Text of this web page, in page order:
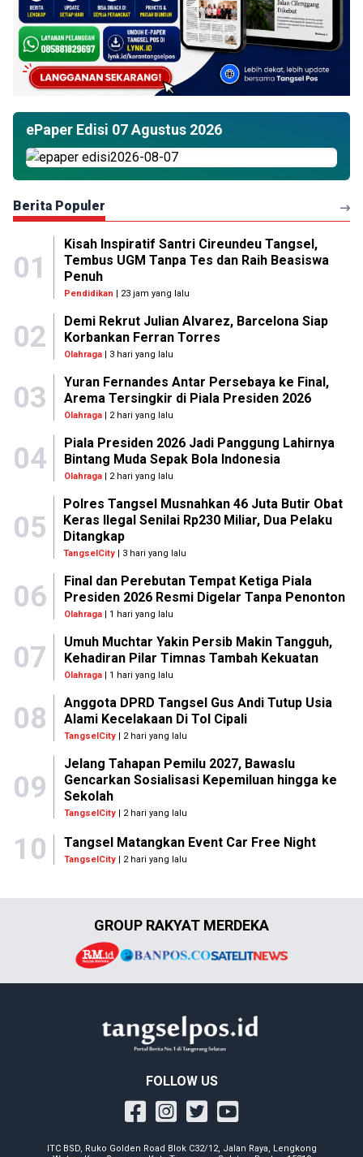
ePaper Edisi 07 Agustus 2026
Berita Populer
01
Kisah Inspiratif Santri Cireundeu Tangsel,
Tembus UGM Tanpa Tes dan Raih Beasiswa
Penuh
Pendidikan | 23 jam yang lalu
02
Demi Rekrut Julian Alvarez, Barcelona Siap
Korbankan Ferran Torres
Olahraga| 3 hari yang lalu
03
Yuran Fernandes Antar Persebaya ke Final,
Arema Tersingkir di Piala Presiden 2026
Olahraga| 2 hari yang lalu
04
Piala Presiden 2026 Jadi Panggung Lahirnya
Bintang Muda Sepak Bola Indonesia
Olahraga| 2 hari yang lalu
05
Polres Tangsel Musnahkan 46 Juta Butir Obat
Keras Ilegal Senilai Rp230 Miliar, Dua Pelaku
Ditangkap
TangselCity | 3 hari yang lalu
06
Final dan Perebutan Tempat Ketiga Piala
Presiden 2026 Resmi Digelar Tanpa Penonton
Olahraga| 1 hari yang lalu
07
Umuh Muchtar Yakin Persib Makin Tangguh,
Kehadiran Pilar Timnas Tambah Kekuatan
Olahraga| 1 hari yang lalu
08
Anggota DPRD Tangsel Gus Andi Tutup Usia
Alami Kecelakaan Di Tol Cipali
TangselCity| 2 hari yang lalu
09
Jelang Tahapan Pemilu 2027, Bawaslu
Gencarkan Sosialisasi Kepemiluan hingga ke
Sekolah
TangselCity| 2 hari yang lalu
10 Tangsel Matangkan Event Car Free Night
TangselCity | 2 hari yang lalu
GROUP RAKYAT MERDEKA
FOLLOW US
ITC BSD, Ruko Golden Road Blok C32/12, Jalan Raya, Lengkong